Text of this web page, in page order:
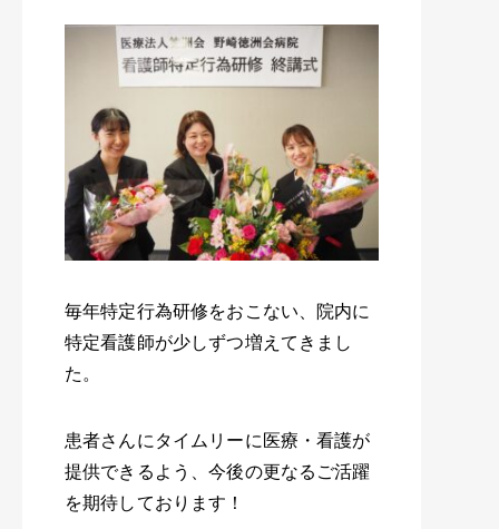
毎年特定行為研修をおこない、院内に
特定看護師が少しずつ増えてきまし
た。
患者さんにタイムリーに医療・看護が
提供できるよう、今後の更なるご活躍
を期待しております！